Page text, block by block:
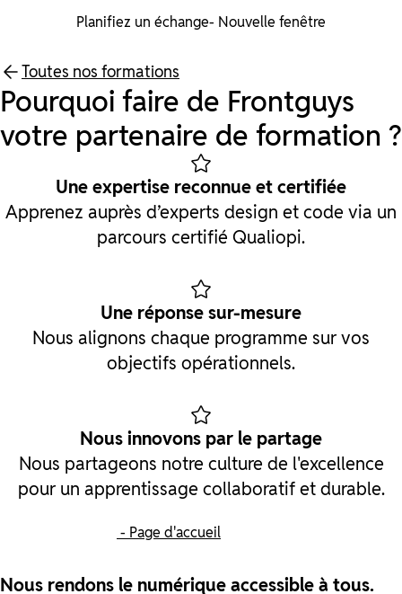
Planifiez un échange- Nouvelle fenêtre
Toutes nos formations
Pourquoi faire de Frontguys
votre partenaire de formation ?
Une expertise reconnue et certifiée
Apprenez auprès d’experts design et code via un
parcours certifié Qualiopi.
Une réponse sur-mesure
Nous alignons chaque programme sur vos
objectifs opérationnels.
Nous innovons par le partage
Nous partageons notre culture de l'excellence
pour un apprentissage collaboratif et durable.
- Page d'accueil
Nous rendons le numérique accessible à tous.